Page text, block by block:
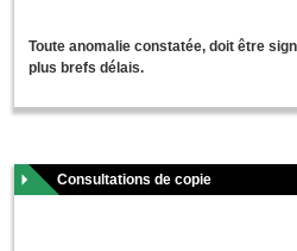
Toute anomalie constatée, doit être
plus brefs délais.
Consultations de copie